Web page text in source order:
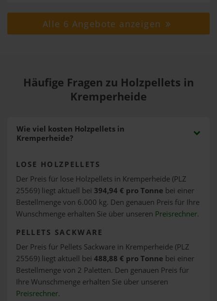
Alle 6 Angebote anzeigen
Häufige Fragen zu Holzpellets in
Kremperheide
Wie viel kosten Holzpellets in
Kremperheide?
LOSE HOLZPELLETS
Der Preis für lose Holzpellets in Kremperheide (PLZ
25569) liegt aktuell bei 394,94 € pro Tonne bei einer
Bestellmenge von 6.000 kg. Den genauen Preis für Ihre
Wunschmenge erhalten Sie über unseren Preisrechner.
PELLETS SACKWARE
Der Preis für Pellets Sackware in Kremperheide (PLZ
25569) liegt aktuell bei 488,88 € pro Tonne bei einer
Bestellmenge von 2 Paletten. Den genauen Preis für
Ihre Wunschmenge erhalten Sie über unseren
Preisrechner.